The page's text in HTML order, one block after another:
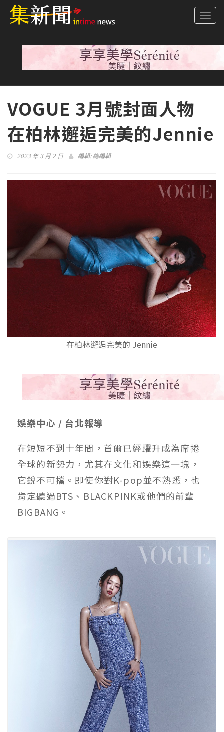
VOGUE 3月號封面人物
在柏林邂逅完美的Jennie
2023 年 3 月 2 日 編輯:總編輯
在柏林邂逅完美的 Jennie
娛樂中心 / 台北報導
在短短不到十年間，首爾已經躍升成為席捲
全球的新勢力，尤其在文化和娛樂這一塊，
它銳不可擋。即使你對K-pop並不熟悉，也
肯定聽過BTS、BLACKPINK或他們的前輩
BIGBANG。